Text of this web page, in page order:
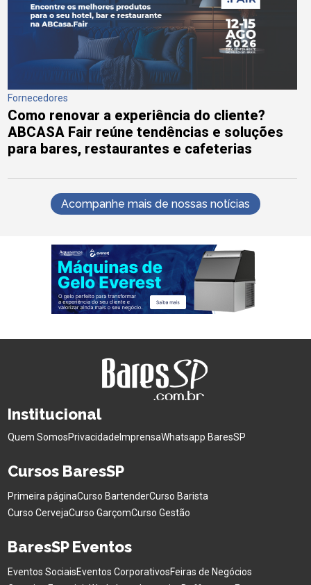
Fornecedores
Como renovar a experiência do cliente?
ABCASA Fair reúne tendências e soluções
para bares, restaurantes e cafeterias
Acompanhe mais de nossas notícias
Institucional
Quem SomosPrivacidade ImprensaWhatsapp BaresSP
Cursos BaresSP
Primeira páginaCurso BartenderCurso Barista
Curso CervejaCurso GarçomCurso Gestão
BaresSP Eventos
Eventos SociaisEventos CorporativosFeiras de Negócios